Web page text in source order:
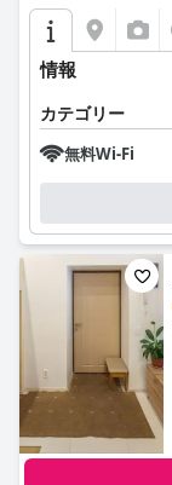
情報
カテゴリー
無料Wi-Fi